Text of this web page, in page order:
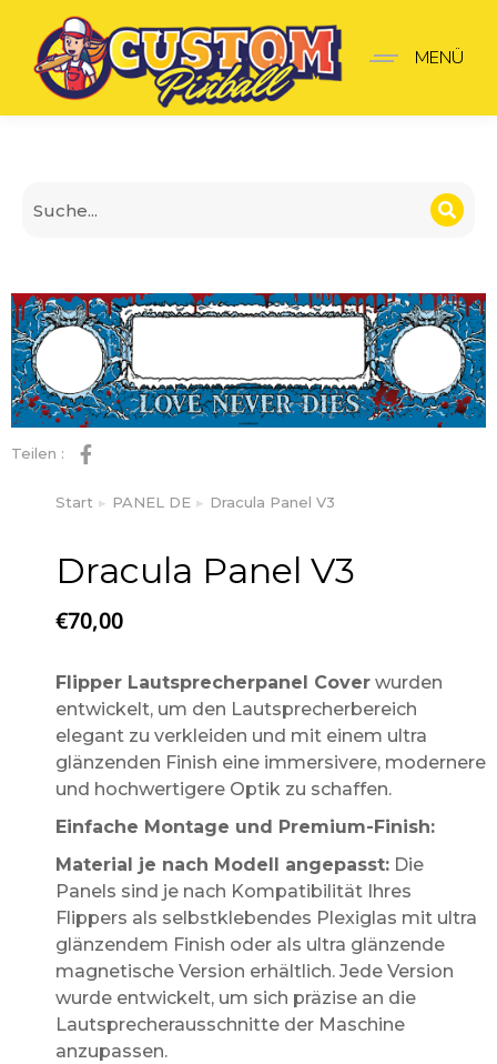
Dracula Panel V3
MENÜ
Teilen :
Sie befinden sich hier:
Start PANEL DE Dracula Panel V3
Dracula Panel V3
€70,00
Flipper Lautsprecherpanel Cover wurden
entwickelt, um den Lautsprecherbereich
elegant zu verkleiden und mit einem ultra
glänzenden Finish eine immersivere, modernere
und hochwertigere Optik zu schaffen.
Einfache Montage und Premium-Finish:
Material je nach Modell angepasst: Die
Panels sind je nach Kompatibilität Ihres
Flippers als selbstklebendes Plexiglas mit ultra
glänzendem Finish oder als ultra glänzende
magnetische Version erhältlich. Jede Version
wurde entwickelt, um sich präzise an die
Lautsprecherausschnitte der Maschine
anzupassen.